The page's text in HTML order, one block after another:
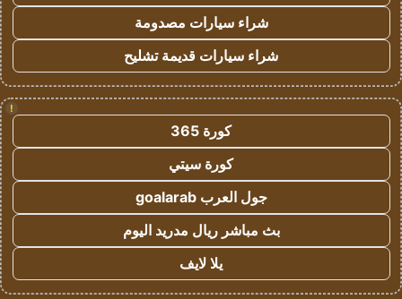
شراء سيارات مصدومة
شراء سيارات قديمة تشليح
!
كورة 365
كورة سيتي
جول العرب goalarab
بث مباشر ريال مدريد اليوم
يلا لايف